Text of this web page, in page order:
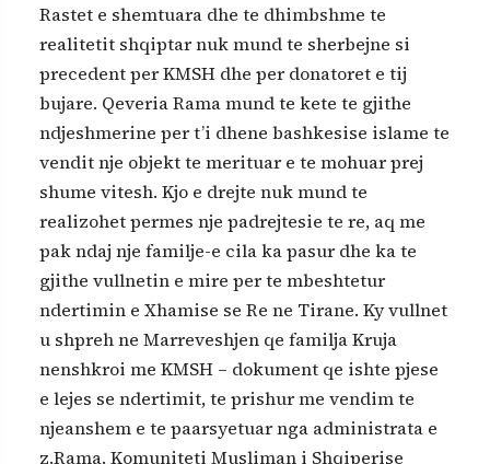
Rastet e shemtuara dhe te dhimbshme te
realitetit shqiptar nuk mund te sherbejne si
precedent per KMSH dhe per donatoret e tij
bujare. Qeveria Rama mund te kete te gjithe
ndjeshmerine per t’i dhene bashkesise islame te
vendit nje objekt te merituar e te mohuar prej
shume vitesh. Kjo e drejte nuk mund te
realizohet permes nje padrejtesie te re, aq me
pak ndaj nje familje-e cila ka pasur dhe ka te
gjithe vullnetin e mire per te mbeshtetur
ndertimin e Xhamise se Re ne Tirane. Ky vullnet
u shpreh ne Marreveshjen qe familja Kruja
nenshkroi me KMSH – dokument qe ishte pjese
e lejes se ndertimit, te prishur me vendim te
njeanshem e te paarsyetuar nga administrata e
z.Rama. Komuniteti Musliman i Shqiperise